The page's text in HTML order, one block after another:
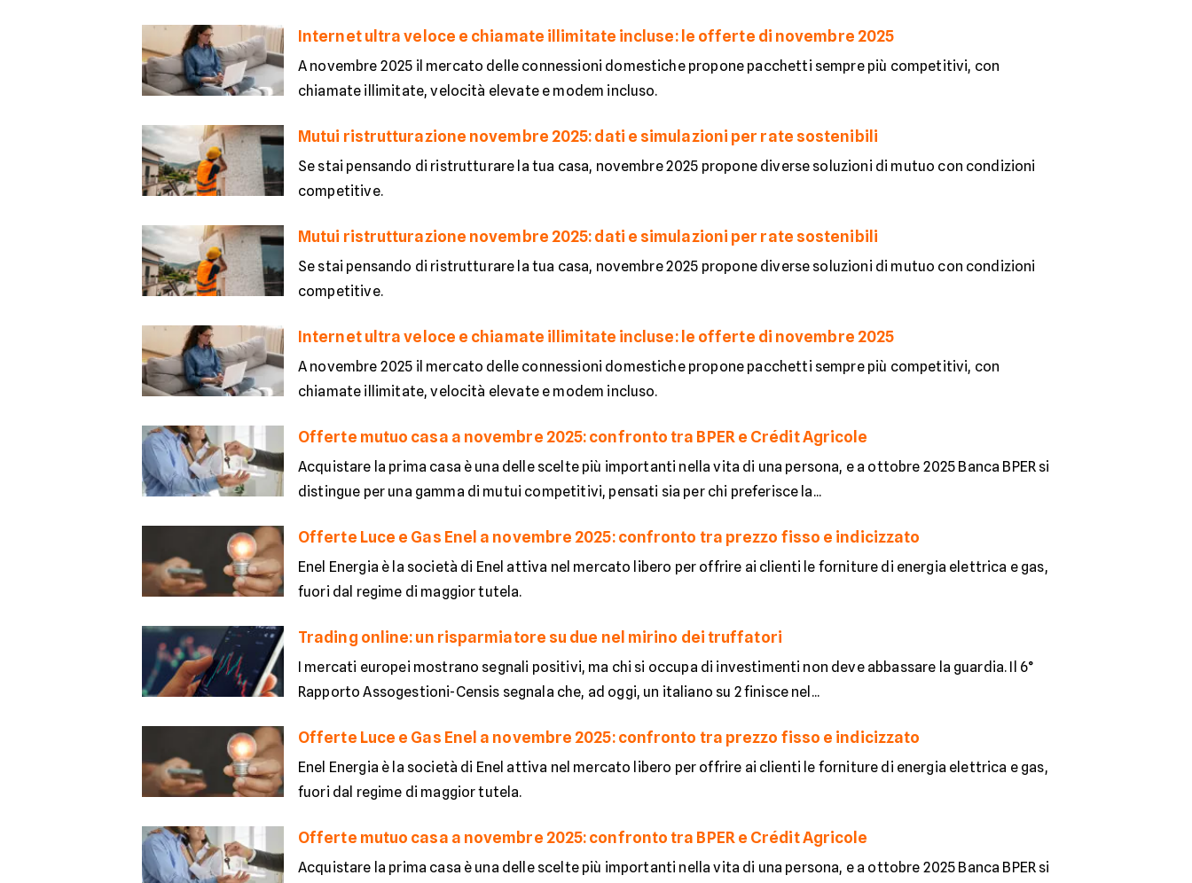
Internet ultra veloce e chiamate illimitate incluse: le offerte di novembre 2025
A novembre 2025 il mercato delle connessioni domestiche propone pacchetti sempre più competitivi, con
chiamate illimitate, velocità elevate e modem incluso.
Mutui ristrutturazione novembre 2025: dati e simulazioni per rate sostenibili
Se stai pensando di ristrutturare la tua casa, novembre 2025 propone diverse soluzioni di mutuo con condizioni
competitive.
Mutui ristrutturazione novembre 2025: dati e simulazioni per rate sostenibili
Se stai pensando di ristrutturare la tua casa, novembre 2025 propone diverse soluzioni di mutuo con condizioni
competitive.
Internet ultra veloce e chiamate illimitate incluse: le offerte di novembre 2025
A novembre 2025 il mercato delle connessioni domestiche propone pacchetti sempre più competitivi, con
chiamate illimitate, velocità elevate e modem incluso.
Offerte mutuo casa a novembre 2025: confronto tra BPER e Crédit Agricole
Acquistare la prima casa è una delle scelte più importanti nella vita di una persona, e a ottobre 2025 Banca BPER si
distingue per una gamma di mutui competitivi, pensati sia per chi preferisce la...
Offerte Luce e Gas Enel a novembre 2025: confronto tra prezzo fisso e indicizzato
Enel Energia è la società di Enel attiva nel mercato libero per offrire ai clienti le forniture di energia elettrica e gas,
fuori dal regime di maggior tutela.
Trading online: un risparmiatore su due nel mirino dei truffatori
I mercati europei mostrano segnali positivi, ma chi si occupa di investimenti non deve abbassare la guardia. Il 6°
Rapporto Assogestioni-Censis segnala che, ad oggi, un italiano su 2 finisce nel...
Offerte Luce e Gas Enel a novembre 2025: confronto tra prezzo fisso e indicizzato
Enel Energia è la società di Enel attiva nel mercato libero per offrire ai clienti le forniture di energia elettrica e gas,
fuori dal regime di maggior tutela.
Offerte mutuo casa a novembre 2025: confronto tra BPER e Crédit Agricole
Acquistare la prima casa è una delle scelte più importanti nella vita di una persona, e a ottobre 2025 Banca BPER si